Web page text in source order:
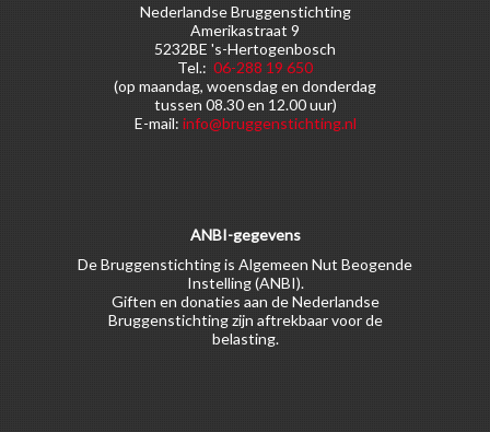
Nederlandse Bruggenstichting
Amerikastraat 9
5232BE 's-Hertogenbosch
Tel.: 06-288 19 650
(op maandag, woensdag en donderdag
tussen 08.30 en 12.00 uur)
E-mail: info@bruggenstichting.nl
ANBI-gegevens
De Bruggenstichting is Algemeen Nut Beogende
Instelling (ANBI).
Giften en donaties aan de Nederlandse
Bruggenstichting zijn aftrekbaar voor de
belasting.